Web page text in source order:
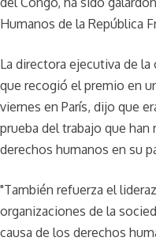
Humanos de la República
La directora ejecutiva de
que recogió el premio en
viernes en París, dijo que
prueba del trabajo que
derechos humanos en su
"También refuerza el
organizaciones de la
causa de los derechos